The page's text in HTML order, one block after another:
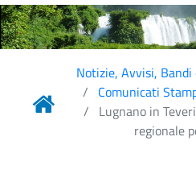
Notizie, Avvisi, Bandi
Comunicati
Lugnano in
regionale